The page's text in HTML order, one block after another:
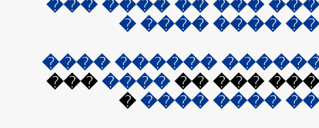
�������� ��� ���
������ ����
������
����
��� ��� ��
����
���
����
����
�